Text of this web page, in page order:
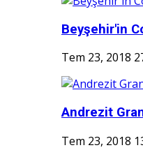
Beyşehir'in
Tem 23, 2018
Andrezit
Tem 23, 2018